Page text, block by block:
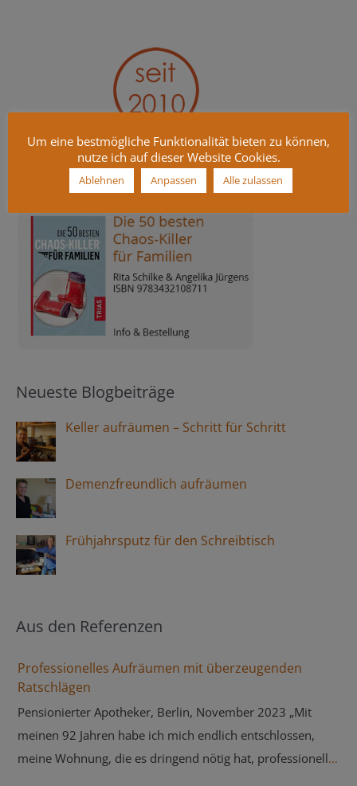
Die 50 besten Chaos-Killer für Familien
Neueste Blogbeiträge
Keller aufräumen – Schritt für Schritt
Demenzfreundlich aufräumen
Frühjahrsputz für den Schreibtisch
Aus den Referenzen
Professionelles Aufräumen mit überzeugenden
Ratschlägen
Pensionierter Apotheker, Berlin, November 2023 „Mit
meinen 92 Jahren habe ich mich endlich entschlossen,
meine Wohnung, die es dringend nötig hat, professionell
Um eine bestmögliche Funktionalität bieten zu können,
nutze ich auf dieser Website Cookies.
Ablehnen Anpassen Alle zulassen